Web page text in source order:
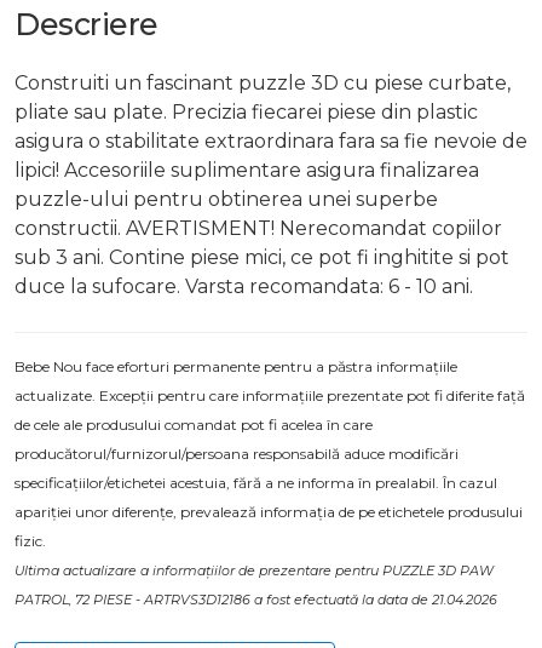
Descriere
Construiti un fascinant puzzle 3D cu piese curbate,
pliate sau plate. Precizia fiecarei piese din plastic
asigura o stabilitate extraordinara fara sa fie nevoie de
lipici! Accesoriile suplimentare asigura finalizarea
puzzle-ului pentru obtinerea unei superbe
constructii. AVERTISMENT! Nerecomandat copiilor
sub 3 ani. Contine piese mici, ce pot fi inghitite si pot
duce la sufocare. Varsta recomandata: 6 - 10 ani.
Bebe Nou face eforturi permanente pentru a păstra informațiile
actualizate. Excepții pentru care informațiile prezentate pot fi diferite față
de cele ale produsului comandat pot fi acelea în care
producătorul/furnizorul/persoana responsabilă aduce modificări
specificațiilor/etichetei acestuia, fără a ne informa în prealabil. În cazul
apariției unor diferențe, prevalează informația de pe etichetele produsului
fizic.
Ultima actualizare a informațiilor de prezentare pentru PUZZLE 3D PAW
PATROL, 72 PIESE - ARTRVS3D12186 a fost efectuată la data de 21.04.2026